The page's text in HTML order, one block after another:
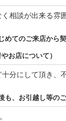
相談が出来る雰
めてのご来店から
お店について）
分にして頂き、
も、お引越し等の